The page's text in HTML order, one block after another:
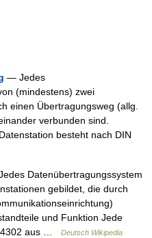
— Jedes
(mindestens) zwei
einen Übertragungsweg (allg.
verbunden sind.
besteht nach DIN
Datenübertragungssystem
gebildet, die durch
und Funktion Jede
aus …
Deutsch Wikipedia